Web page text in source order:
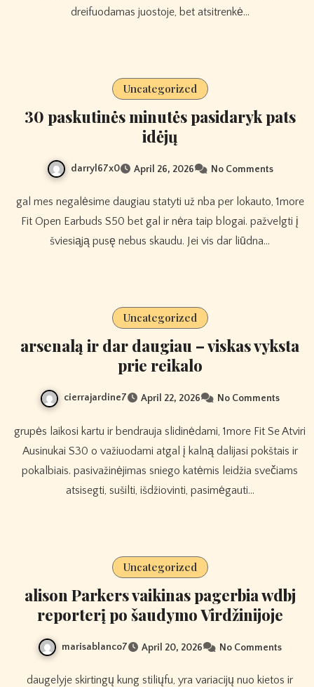
dreifuodamas juostoje, bet atsitrenkė…
Uncategorized
30 paskutinės minutės pasidaryk pats
idėjų
darryl67x0 April 26, 2026 No Comments
gal mes negalėsime daugiau statyti už nba per lokauto, 1more
Fit Open Earbuds S50 bet gal ir nėra taip blogai. pažvelgti į
šviesiąją pusę nebus skaudu. Jei vis dar liūdna…
Uncategorized
arsenalą ir dar daugiau – viskas vyksta
prie reikalo
cierrajardine7 April 22, 2026 No Comments
grupės laikosi kartu ir bendrauja slidinėdami, 1more Fit Se Atviri
Ausinukai S30 o važiuodami atgal į kalną dalijasi pokštais ir
pokalbiais. pasivažinėjimas sniego katėmis leidžia svečiams
atsisegti, sušilti, išdžiovinti, pasimėgauti…
Uncategorized
alison Parkers vaikinas pagerbia wdbj
reporterį po šaudymo Virdžinijoje
marisablanco7 April 20, 2026 No Comments
daugelyje skirtingų kung stiliųfu, yra variacijų nuo kietos ir